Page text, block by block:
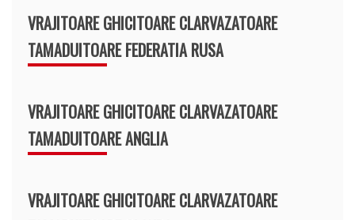
VRAJITOARE GHICITOARE CLARVAZATOARE
TAMADUITOARE FEDERATIA RUSA
VRAJITOARE GHICITOARE CLARVAZATOARE
TAMADUITOARE ANGLIA
VRAJITOARE GHICITOARE CLARVAZATOARE